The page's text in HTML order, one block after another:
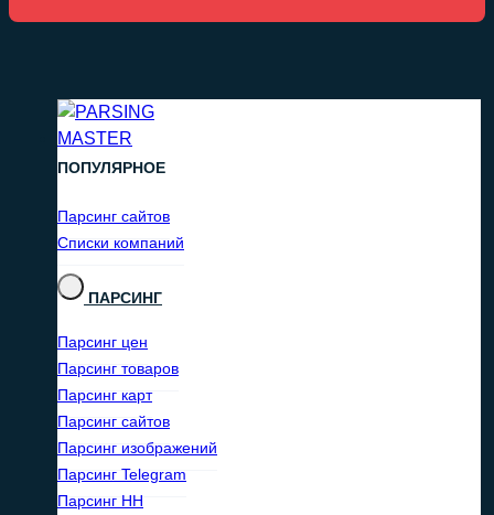
ПОПУЛЯРНОЕ
Парсинг сайтов
Списки компаний
ПАРСИНГ
Парсинг цен
Парсинг товаров
Парсинг карт
Парсинг сайтов
Парсинг изображений
Парсинг Telegram
Парсинг HH